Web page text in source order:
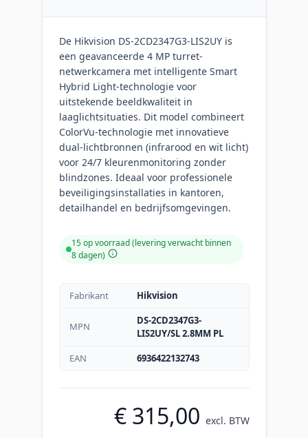
De Hikvision DS-2CD2347G3-LIS2UY is
een geavanceerde 4 MP turret-
netwerkcamera met intelligente Smart
Hybrid Light-technologie voor
uitstekende beeldkwaliteit in
laaglichtsituaties. Dit model combineert
ColorVu-technologie met innovatieve
dual-lichtbronnen (infrarood en wit licht)
voor 24/7 kleurenmonitoring zonder
blindzones. Ideaal voor professionele
beveiligingsinstallaties in kantoren,
detailhandel en bedrijfsomgevingen.
15 op voorraad (levering verwacht binnen
8 dagen)
Fabrikant Hikvision
MPN
DS-2CD2347G3-
LIS2UY/SL 2.8MM PL
EAN
6936422132743
€ 315,00 excl. BTW